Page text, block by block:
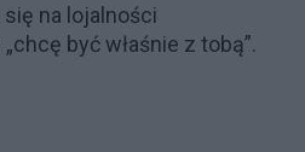
na lojalności
być właśnie z tobą”.